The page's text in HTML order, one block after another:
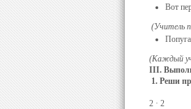
Вот
(Учитель
(Каждый
III.
1. Реши
2 ·